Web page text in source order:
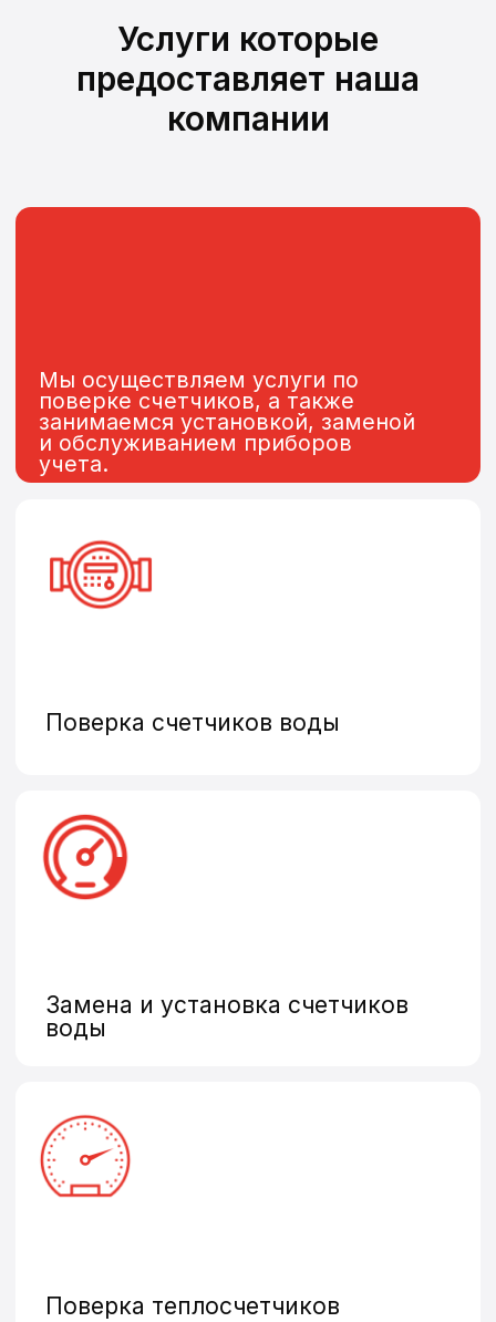
Услуги которые
предоставляет наша
компании
Оставить заявку
Общедомовые счетчики
теплосчетчиков
Замена и установка счетчиков